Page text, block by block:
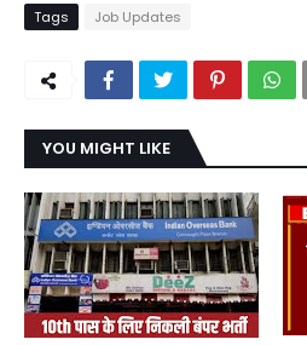
Tags Job Updates
YOU MIGHT LIKE